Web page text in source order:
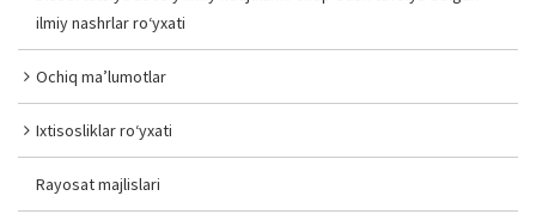
ilmiy nashrlar ro‘yxati
Ochiq ma’lumotlar
Ixtisosliklar ro‘yxati
Rayosat majlislari